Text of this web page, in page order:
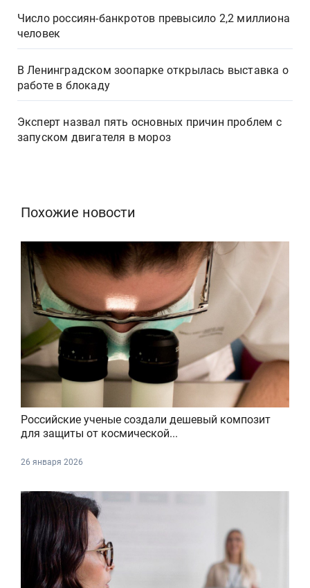
Число россиян-банкротов превысило 2,2 миллиона
человек
В Ленинградском зоопарке открылась выставка о
работе в блокаду
Эксперт назвал пять основных причин проблем с
запуском двигателя в мороз
Похожие новости
Российские ученые создали дешевый композит
для защиты от космической...
26 января 2026